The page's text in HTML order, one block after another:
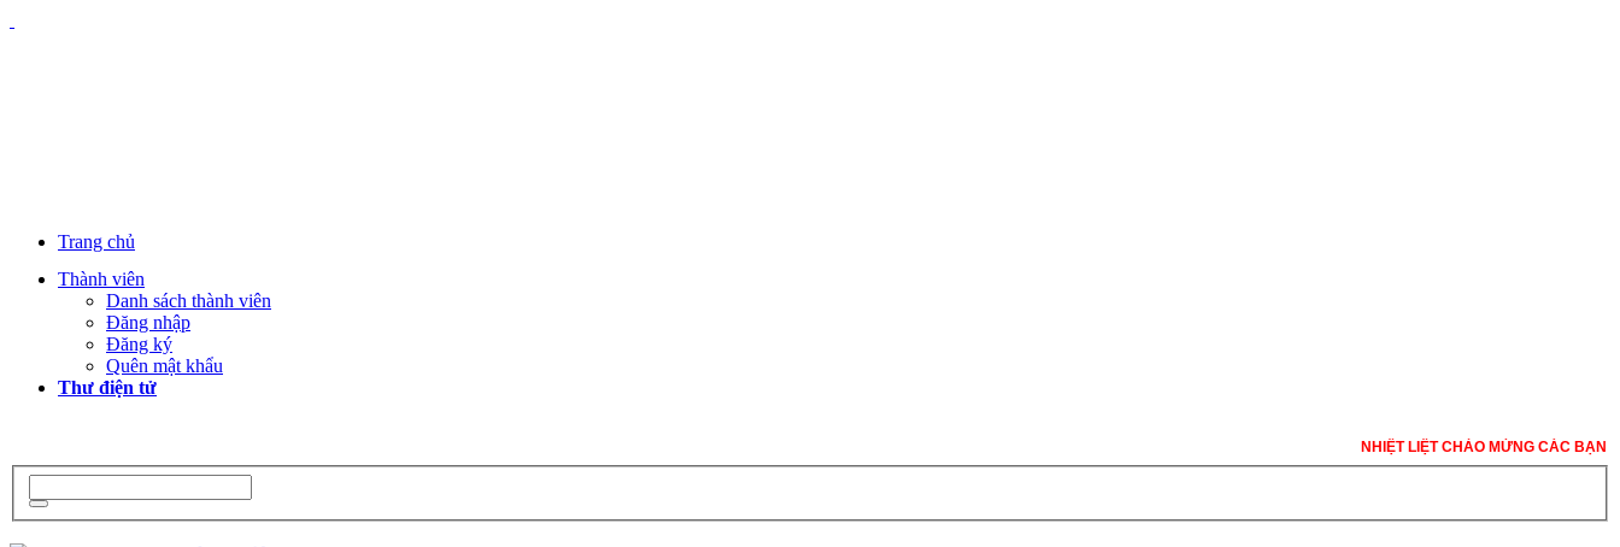
Trang chủ
Thành viên
Danh sách thành viên
Đăng nhập
Đăng ký
Quên mật khẩu
Thư điện tử
NHIỆT LIỆT CHÀO MỪNG CÁC BẠN